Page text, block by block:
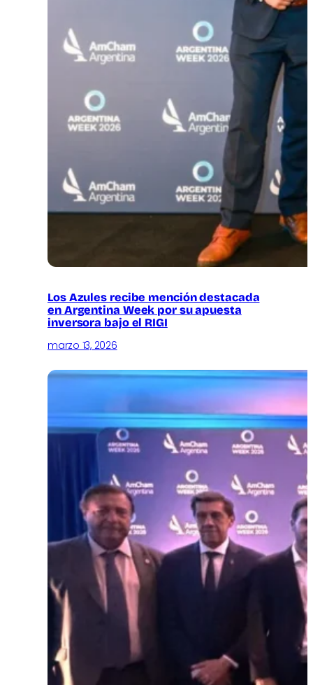
Los Azules recibe mención destacada
en Argentina Week por su apuesta
inversora bajo el RIGI
marzo 13, 2026